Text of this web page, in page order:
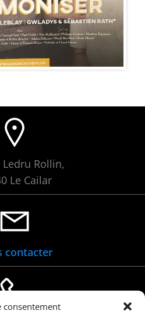
consentement
Ledru Rollin,
Le Cailar
contacter